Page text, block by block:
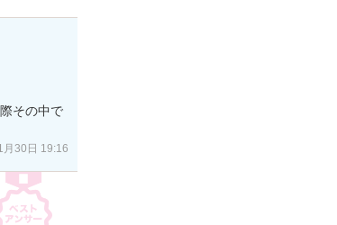
その中で
月30日 19:16